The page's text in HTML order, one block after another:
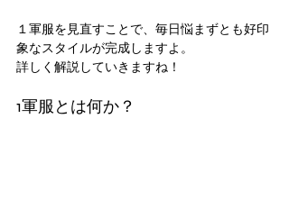
１軍服を見直すことで、毎日悩まずとも好印
象なスタイルが完成しますよ。
詳しく解説していきますね！
1軍服とは何か？